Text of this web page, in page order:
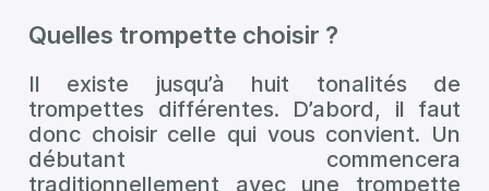
Quelles trompette choisir ?
Il existe jusqu’à huit tonalités de
trompettes différentes. D’abord, il faut
donc choisir celle qui vous convient. Un
débutant commencera
traditionnellement avec une trompette